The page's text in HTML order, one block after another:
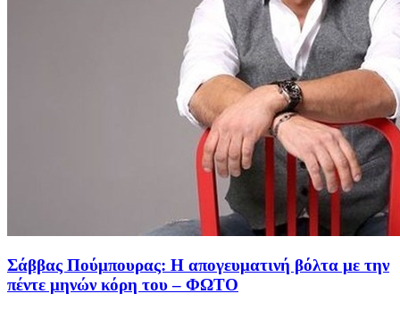
Σάββας Πούμπουρας: Η απογευματινή βόλτα με την
πέντε μηνών κόρη του – ΦΩΤΟ